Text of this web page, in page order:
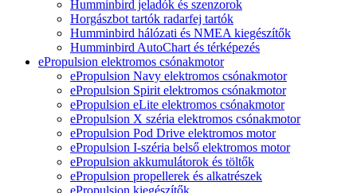
Humminbird jeladók és szenzorok
Horgászbot tartók radarfej tartók
Humminbird hálózati és NMEA kiegészítők
Humminbird AutoChart és térképezés
ePropulsion elektromos csónakmotor
ePropulsion Navy elektromos csónakmotor
ePropulsion Spirit elektromos csónakmotor
ePropulsion eLite elektromos csónakmotor
ePropulsion X széria elektromos csónakmotor
ePropulsion Pod Drive elektromos motor
ePropulsion I-széria belső elektromos motor
ePropulsion akkumulátorok és töltők
ePropulsion propellerek és alkatrészek
ePropulsion kiegészítők